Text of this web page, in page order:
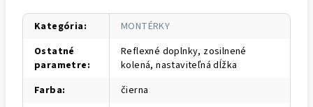
Kategória:
MONTÉRKY
Ostatné
parametre:
Reflexné doplnky, zosilnené
kolená, nastaviteľná dĺžka
Farba: čierna